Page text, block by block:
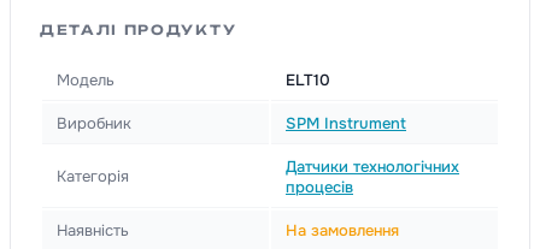
ДЕТАЛІ ПРОДУКТУ
Модель ELT10
Виробник SPM Instrument
Категорія
Датчики технологічних
процесів
Наявність На замовлення